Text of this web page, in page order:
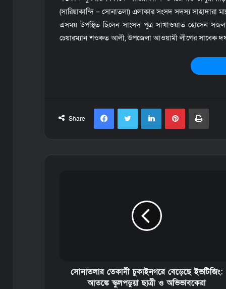
(সারিয়াকান্দি – সােনাতলা) এলাকার সংসদ সদস্য সাহাদারা
এসময় উপস্থিত ছিলেন সাংসদ পুত্র সাখাওয়াত হোসেন সজল,
চেয়ারম্যান শওকত আলী, উপজেলা আওয়ামী লীগের সাবেক
Share
সোনাতলার তেকানী চুকাইনগরে বেড়েছে ইভটিজিং:
আতঙ্কে স্কুলপড়ুয়া ছাত্রী ও অভিভাবকেরা